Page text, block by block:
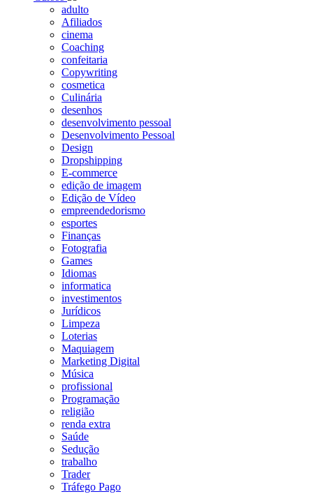
adulto
Afiliados
cinema
Coaching
confeitaria
Copywriting
cosmetica
Culinária
desenhos
desenvolvimento pessoal
Desenvolvimento Pessoal
Design
Dropshipping
E-commerce
edição de imagem
Edição de Vídeo
empreendedorismo
esportes
Finanças
Fotografia
Games
Idiomas
informatica
investimentos
Jurídicos
Limpeza
Loterias
Maquiagem
Marketing Digital
Música
profissional
Programação
religião
renda extra
Saúde
Sedução
trabalho
Trader
Tráfego Pago